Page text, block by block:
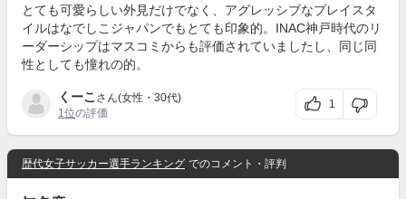
とても可愛らしい外見だけでなく、アグレッシブなプレイスタ
イルはなでしこジャパンでもとても印象的。INAC神戸時代のリ
ーダーシップはマスコミからも評価されていましたし、同じ同
性としても憧れの的。
くーこ さん(女性・30代)
1位の評価
1
歴代女子サッカー選手ランキング でのコメント・評判